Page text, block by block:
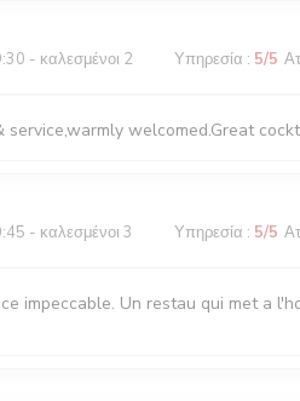
- καλεσμένοι 2 Υπηρεσία : 5/5
service,warmly welcomed.Great
- καλεσμένοι 3 Υπηρεσία : 5/5
impeccable. Un restau qui met a